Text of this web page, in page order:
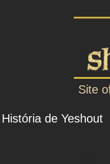
Site
História de Yeshout